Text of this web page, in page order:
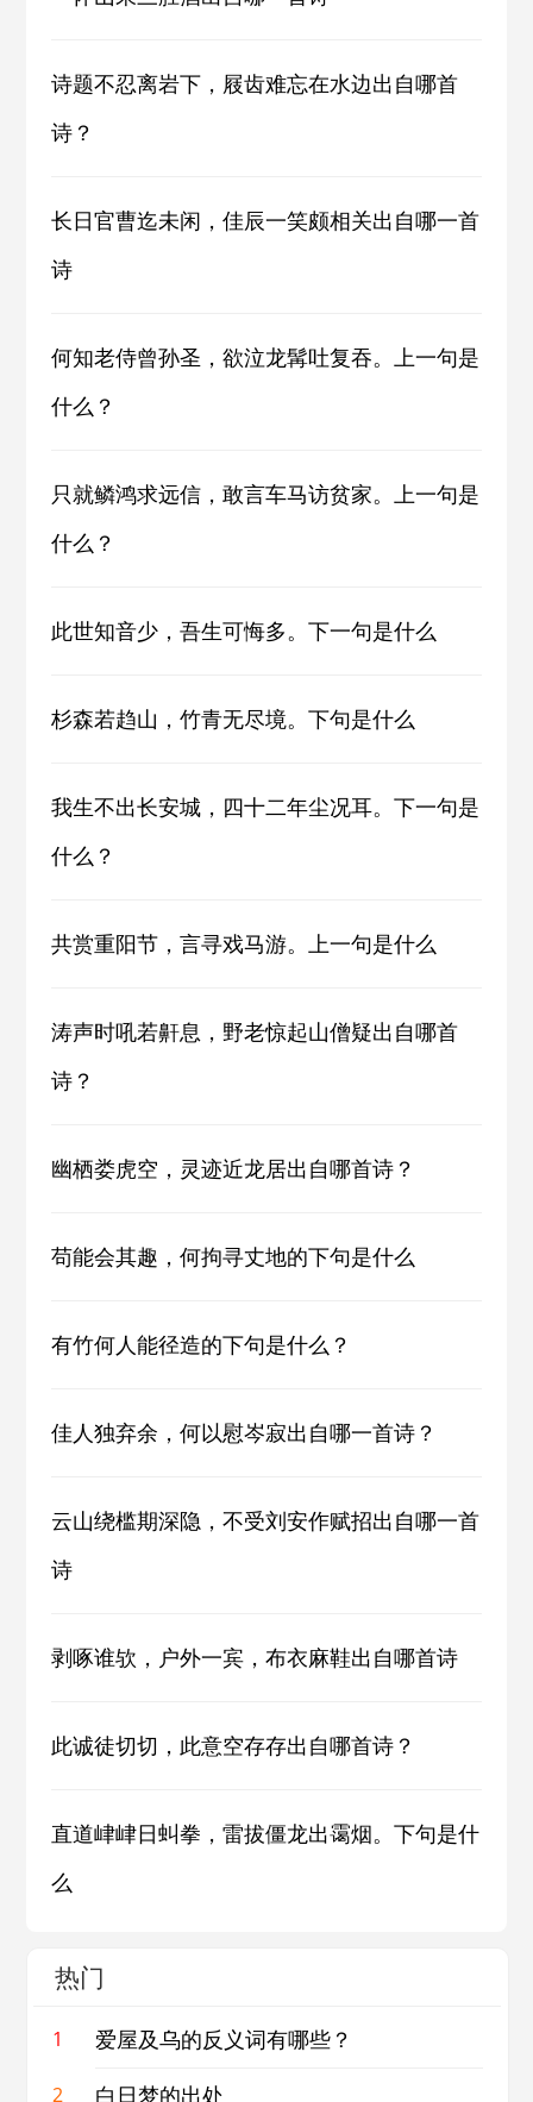
诗题不忍离岩下，屐齿难忘在水边出自哪首
诗？
长日官曹迄未闲，佳辰一笑颇相关出自哪一首
诗
何知老侍曾孙圣，欲泣龙髯吐复吞。上一句是
什么？
只就鳞鸿求远信，敢言车马访贫家。上一句是
什么？
此世知音少，吾生可悔多。下一句是什么
杉森若趋山，竹青无尽境。下句是什么
我生不出长安城，四十二年尘况耳。下一句是
什么？
共赏重阳节，言寻戏马游。上一句是什么
涛声时吼若鼾息，野老惊起山僧疑出自哪首
诗？
幽栖娄虎空，灵迹近龙居出自哪首诗？
苟能会其趣，何拘寻丈地的下句是什么
有竹何人能径造的下句是什么？
佳人独弃余，何以慰岑寂出自哪一首诗？
云山绕槛期深隐，不受刘安作赋招出自哪一首
诗
剥啄谁欤，户外一宾，布衣麻鞋出自哪首诗
此诚徒切切，此意空存存出自哪首诗？
直道峍峍日虯拳，雷拔僵龙出霭烟。下句是什
么
热门
1 爱屋及乌的反义词有哪些？
2 白日梦的出处